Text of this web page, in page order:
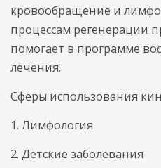
кровообращение и
процессам регенерации
помогает в программе
лечения.
Сферы использования
1. Лимфология
2. Детские заболевания